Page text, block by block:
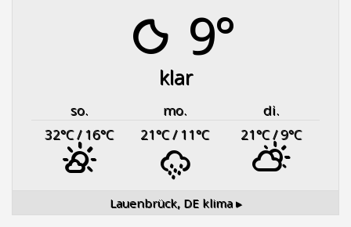
9°
klar
so. mo.
di.
32°C/ 16°C 21°C/ 11°C 21°C/ 9°C
Lauenbrück, DEklima ▸